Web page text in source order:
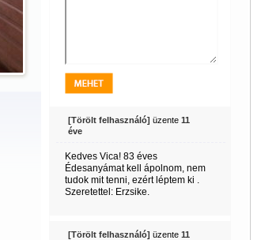
[Törölt felhasználó] üzente 11
éve
Kedves Vica! 83 éves
Édesanyámat kell ápolnom, nem
tudok mit tenni, ezért léptem ki .
Szeretettel: Erzsike.
[Törölt felhasználó] üzente 11